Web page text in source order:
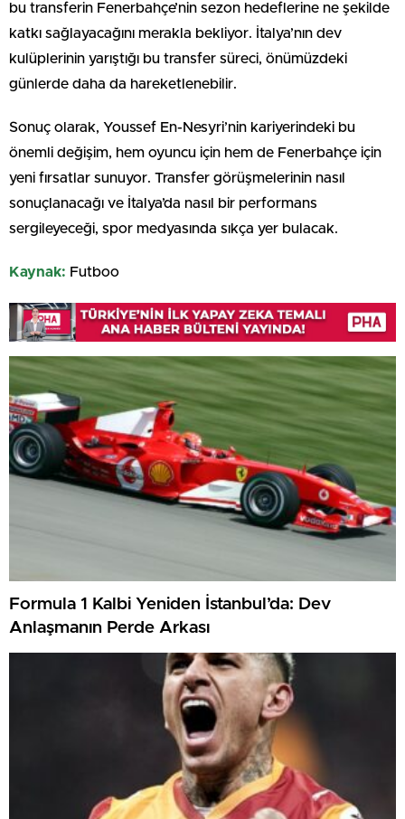
bu transferin Fenerbahçe’nin sezon hedeflerine ne şekilde
katkı sağlayacağını merakla bekliyor. İtalya’nın dev
kulüplerinin yarıştığı bu transfer süreci, önümüzdeki
günlerde daha da hareketlenebilir.
Sonuç olarak, Youssef En-Nesyri’nin kariyerindeki bu
önemli değişim, hem oyuncu için hem de Fenerbahçe için
yeni fırsatlar sunuyor. Transfer görüşmelerinin nasıl
sonuçlanacağı ve İtalya’da nasıl bir performans
sergileyeceği, spor medyasında sıkça yer bulacak.
Kaynak: Futboo
Formula 1 Kalbi Yeniden İstanbul’da: Dev
Anlaşmanın Perde Arkası